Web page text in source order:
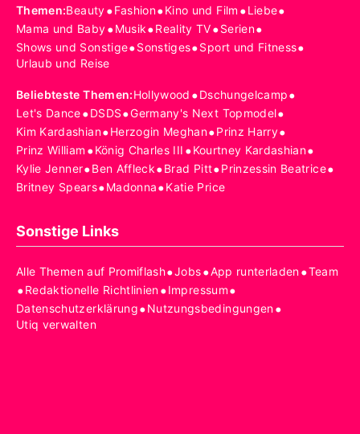
Themen:Beauty•Fashion•Kino und Film •Liebe•
Mama und Baby•Musik•Reality TV•Serien•
Shows und Sonstige•Sonstiges•Sport und Fitness•
Urlaub und Reise
Beliebteste Themen:Hollywood •Dschungelcamp•
Let's Dance•DSDS•Germany's Next Topmodel•
Kim Kardashian•Herzogin Meghan•Prinz Harry•
Prinz William •König Charles III •Kourtney Kardashian•
Kylie Jenner•Ben Affleck•Brad Pitt•Prinzessin Beatrice•
Britney Spears•Madonna•Katie Price
Sonstige Links
Alle Themen auf Promiflash•Jobs•App runterladen•Team
•Redaktionelle Richtlinien•Impressum•
Datenschutzerklärung•Nutzungsbedingungen•
Utiq verwalten